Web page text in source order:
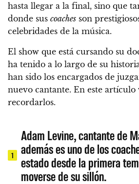
hasta llegar a la final, sino que
donde sus coaches son
celebridades de la música.
El show que está cursando su
ha tenido a lo largo de su
han sido los encargados de
nuevo cantante. En este artículo
recordarlos.
1
Adam Levine, cantante de
además es uno de los
estado desde la primera
moverse de su sillón.